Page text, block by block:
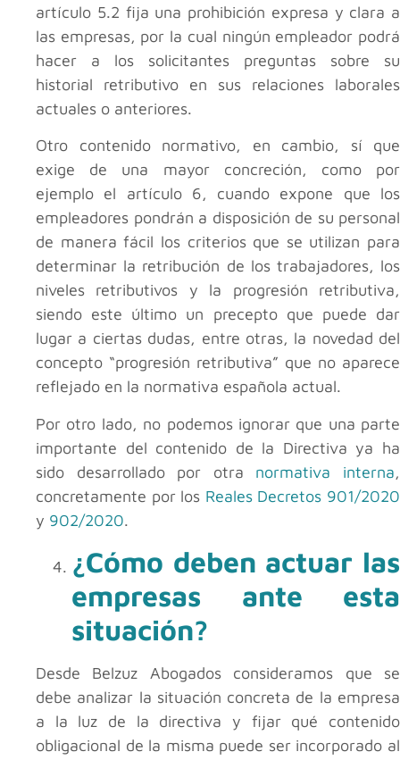
artículo 5.2 fija una prohibición expresa y clara a
las empresas, por la cual ningún empleador podrá
hacer a los solicitantes preguntas sobre su
historial retributivo en sus relaciones laborales
actuales o anteriores.
Otro contenido normativo, en cambio, sí que
exige de una mayor concreción, como por
ejemplo el artículo 6, cuando expone que los
empleadores pondrán a disposición de su personal
de manera fácil los criterios que se utilizan para
determinar la retribución de los trabajadores, los
niveles retributivos y la progresión retributiva,
siendo este último un precepto que puede dar
lugar a ciertas dudas, entre otras, la novedad del
concepto “progresión retributiva” que no aparece
reflejado en la normativa española actual.
Por otro lado, no podemos ignorar que una parte
importante del contenido de la Directiva ya ha
sido desarrollado por otra normativa interna,
concretamente por los Reales Decretos 901/2020
y 902/2020.
¿Cómo deben actuar las
empresas ante esta
situación?
Desde Belzuz Abogados consideramos que se
debe analizar la situación concreta de la empresa
a la luz de la directiva y fijar qué contenido
obligacional de la misma puede ser incorporado al